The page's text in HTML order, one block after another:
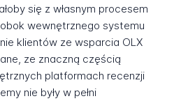
się z własnym procesem
wewnętrznego systemu
klientów ze wsparcia OLX
ze znaczną częścią
platformach recenzji
nie były w pełni